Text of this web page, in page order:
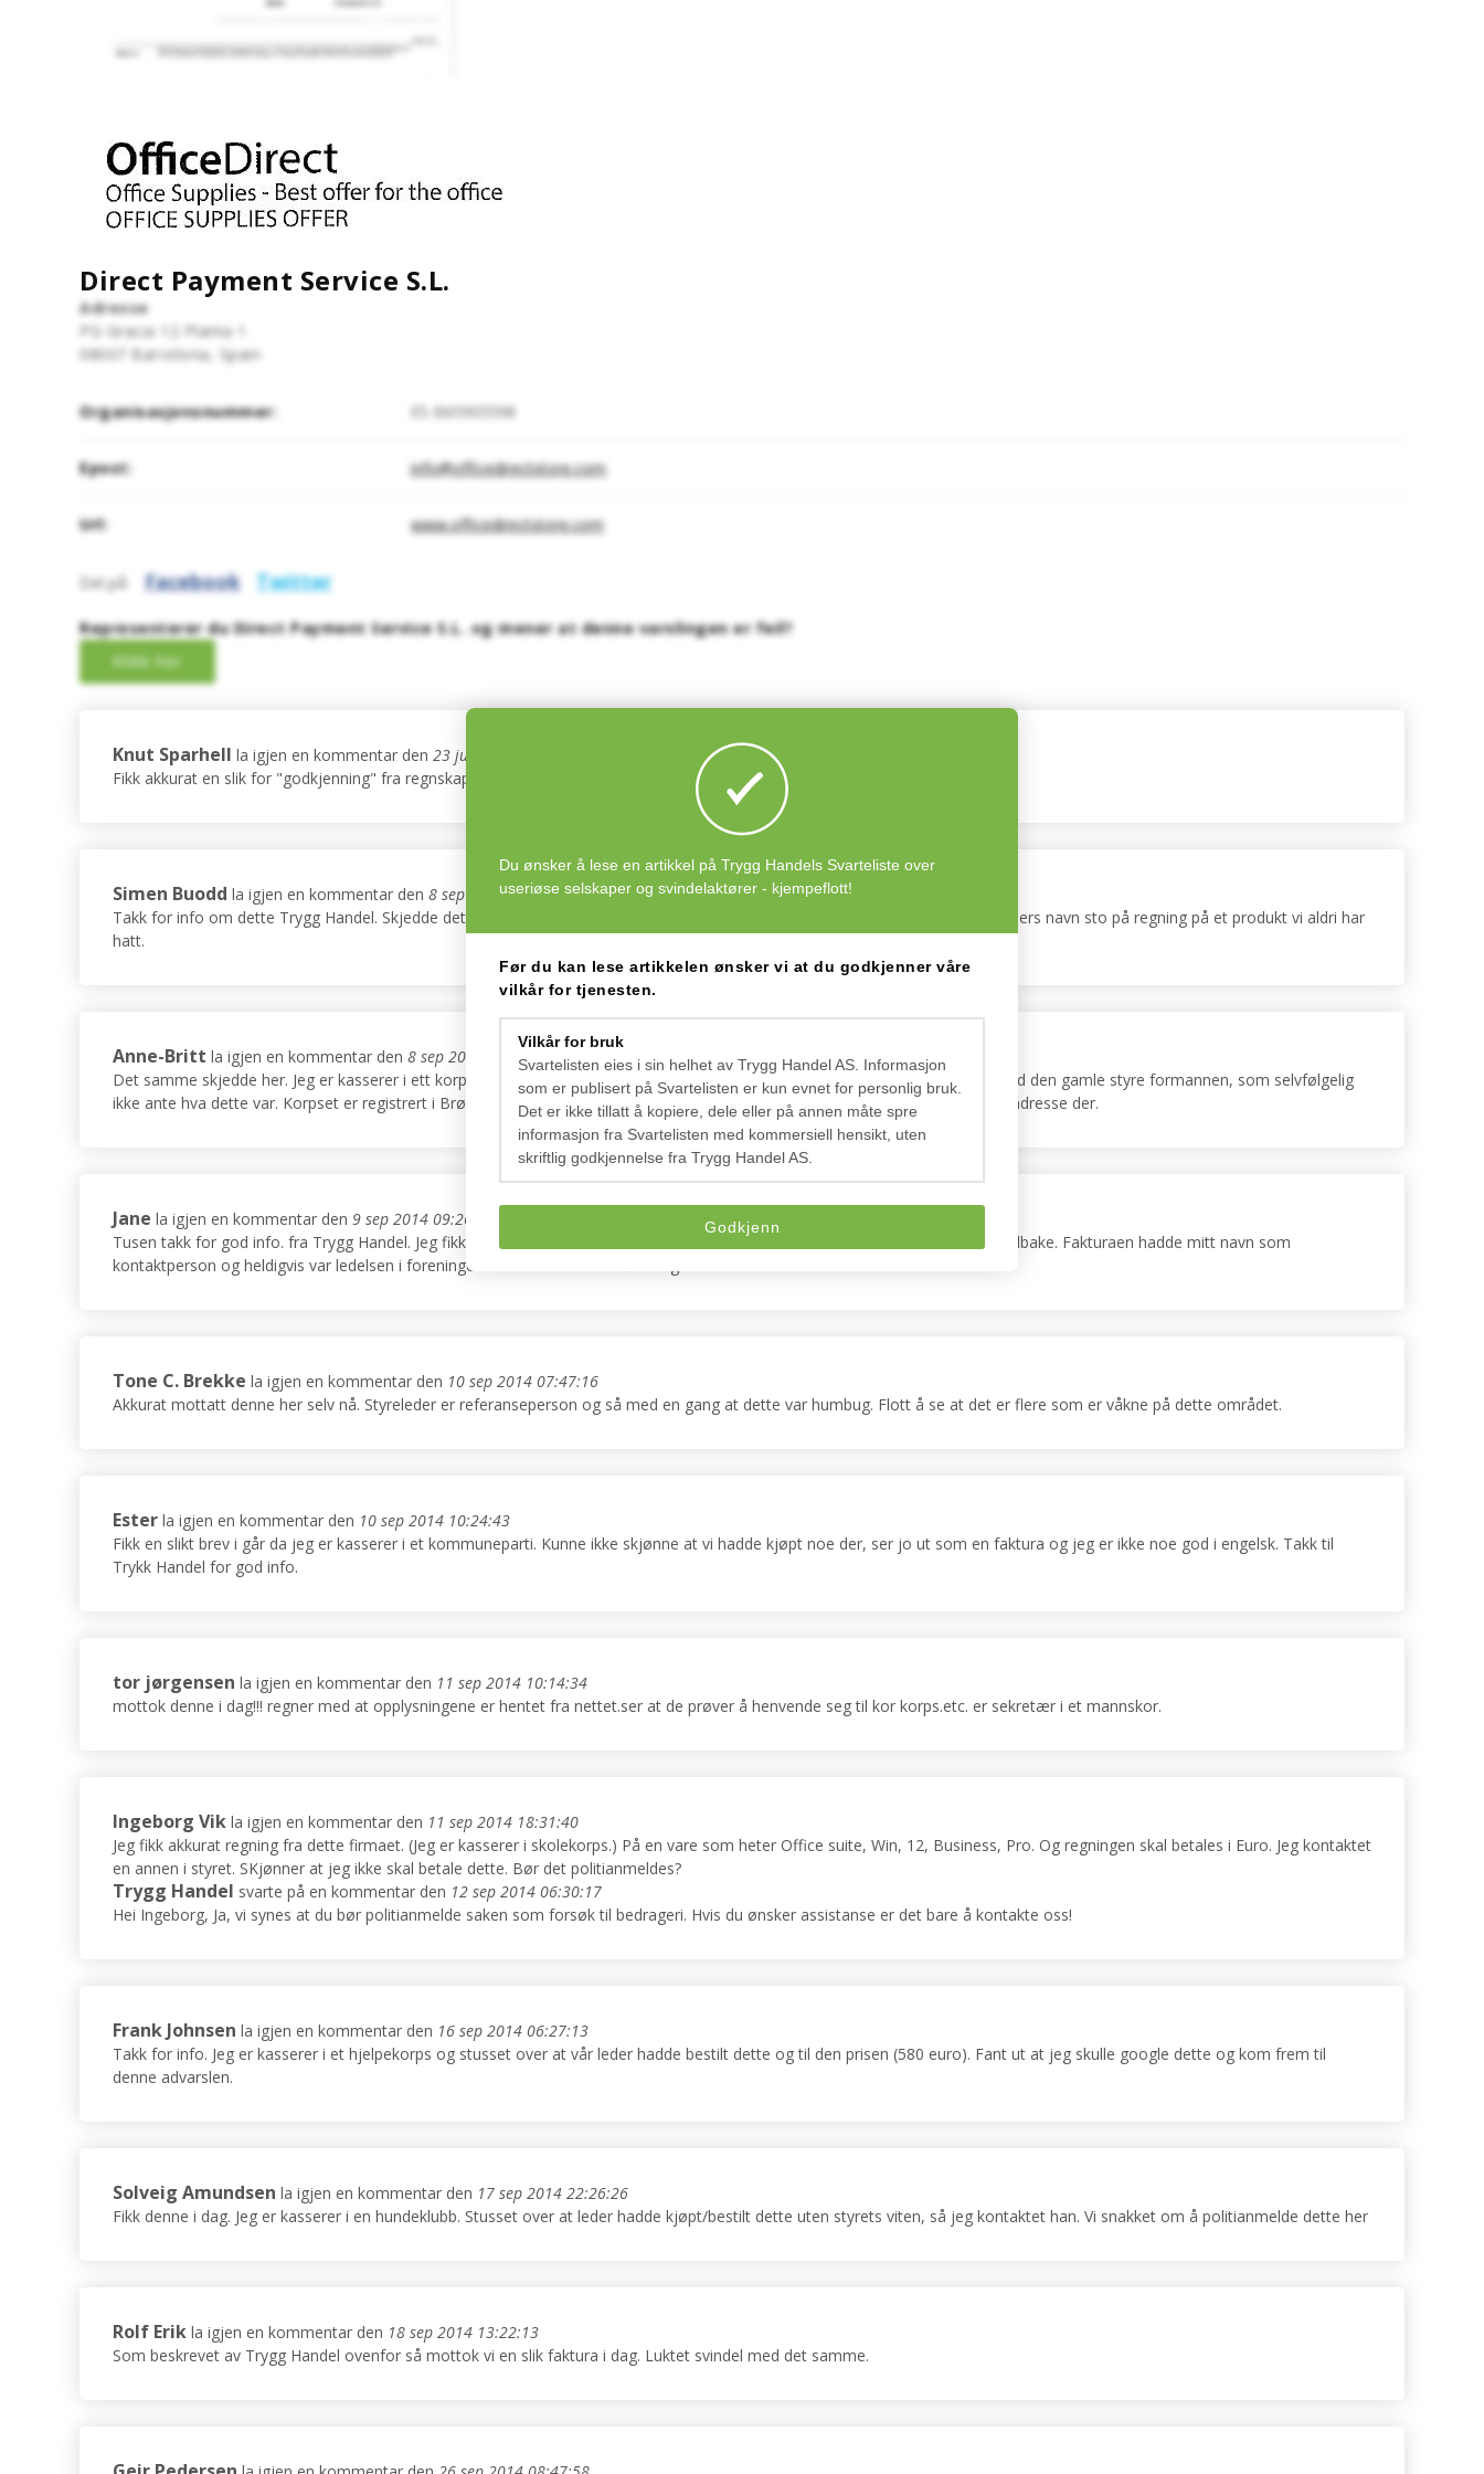
Direct Payment Service S.L.
Adresse
PG Gracia 12 Planta 1
08007
Barcelona, Spain
Organisasjonsnummer: ES-B65905598
Epost: info@officedirectstore.com
Url: www.officedirectstore.com
Del på: Facebook Twitter
Representerer du Direct Payment Service S.L. og mener at denne varslingen er feil?
Du ønsker å lese en artikkel på Trygg Handels Svarteliste over
useriøse selskaper og svindelaktører - kjempeflott!
Før du kan lese artikkelen ønsker vi at du godkjenner våre
vilkår for tjenesten.
Vilkår for bruk
Svartelisten eies i sin helhet av Trygg Handel AS. Informasjon
som er publisert på Svartelisten er kun evnet for personlig bruk.
Det er ikke tillatt å kopiere, dele eller på annen måte spre
informasjon fra Svartelisten med kommersiell hensikt, uten
skriftlig godkjennelse fra Trygg Handel AS.
Godkjenn
Knut Sparhell la igjen en kommentar den 23 jun 2014 15:13:36
Fikk akkurat en slik for "godkjenning" fra regnskapsfører. Er styreleder, så navnet mitt er bare hentet ut fra nettet. Ligg unna!
Simen Buodd la igjen en kommentar den 8 sep 2014 14:07:34
Takk for info om dette Trygg Handel. Skjedde det samme hos oss som hos Knut - regnskapsfører stusset på at gamle styreleders navn sto på regning på et produkt vi aldri har
hatt.
Anne-Britt la igjen en kommentar den 8 sep 2014 23:17:55
Det samme skjedde her. Jeg er kasserer i ett korps og fikk denne fakturaen i posten. Jeg ante ugler i mosen før jeg snakket med den gamle styre formannen, som selvfølgelig
ikke ante hva dette var. Korpset er registrert i Brønnøysunds registeret. Regner med de har fått tak i informasjon om navn og adresse der.
Jane la igjen en kommentar den 9 sep 2014 09:26:51
Tusen takk for god info. fra Trygg Handel. Jeg fikk en henvendelse fra en forening jeg har vært sekretær i for veldig mange år tilbake. Fakturaen hadde mitt navn som
kontaktperson og heldigvis var ledelsen i foreningen våken nok til å forhøre seg videre.
Tone C. Brekke la igjen en kommentar den 10 sep 2014 07:47:16
Akkurat mottatt denne her selv nå. Styreleder er referanseperson og så med en gang at dette var humbug. Flott å se at det er flere som er våkne på dette området.
Ester la igjen en kommentar den 10 sep 2014 10:24:43
Fikk en slikt brev i går da jeg er kasserer i et kommuneparti. Kunne ikke skjønne at vi hadde kjøpt noe der, ser jo ut som en faktura og jeg er ikke noe god i engelsk. Takk til
Trykk Handel for god info.
tor jørgensen la igjen en kommentar den 11 sep 2014 10:14:34
mottok denne i dag!!! regner med at opplysningene er hentet fra nettet.ser at de prøver å henvende seg til kor korps.etc. er sekretær i et mannskor.
Ingeborg Vik la igjen en kommentar den 11 sep 2014 18:31:40
Jeg fikk akkurat regning fra dette firmaet. (Jeg er kasserer i skolekorps.) På en vare som heter Office suite, Win, 12, Business, Pro. Og regningen skal betales i Euro. Jeg kontaktet
en annen i styret. SKjønner at jeg ikke skal betale dette. Bør det politianmeldes?
Trygg Handel svarte på en kommentar den 12 sep 2014 06:30:17
Hei Ingeborg, Ja, vi synes at du bør politianmelde saken som forsøk til bedrageri. Hvis du ønsker assistanse er det bare å kontakte oss!
Frank Johnsen la igjen en kommentar den 16 sep 2014 06:27:13
Takk for info. Jeg er kasserer i et hjelpekorps og stusset over at vår leder hadde bestilt dette og til den prisen (580 euro). Fant ut at jeg skulle google dette og kom frem til
denne advarslen.
Solveig Amundsen la igjen en kommentar den 17 sep 2014 22:26:26
Fikk denne i dag. Jeg er kasserer i en hundeklubb. Stusset over at leder hadde kjøpt/bestilt dette uten styrets viten, så jeg kontaktet han. Vi snakket om å politianmelde dette her
Rolf Erik la igjen en kommentar den 18 sep 2014 13:22:13
Som beskrevet av Trygg Handel ovenfor så mottok vi en slik faktura i dag. Luktet svindel med det samme.